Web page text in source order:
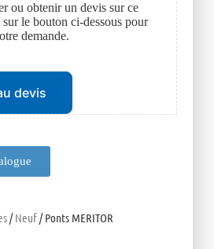
/Neuf/ Ponts MERITOR
ou obtenir un devis sur ce
le bouton ci-dessous pour
demande.
devis